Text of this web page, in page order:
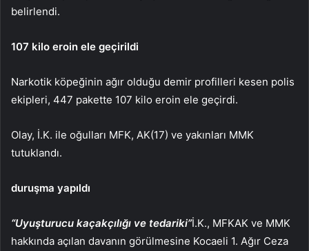
belirlendi.
107 kilo eroin ele geçirildi
Narkotik köpeğinin ağır olduğu demir profilleri kesen polis
ekipleri, 447 pakette 107 kilo eroin ele geçirdi.
Olay, İ.K. ile oğulları MFK, AK(17) ve yakınları MMK
tutuklandı.
duruşma yapıldı
“Uyuşturucu kaçakçılığı ve tedariki”İ.K., MFKAK ve MMK
hakkında açılan davanın görülmesine Kocaeli 1. Ağır Ceza